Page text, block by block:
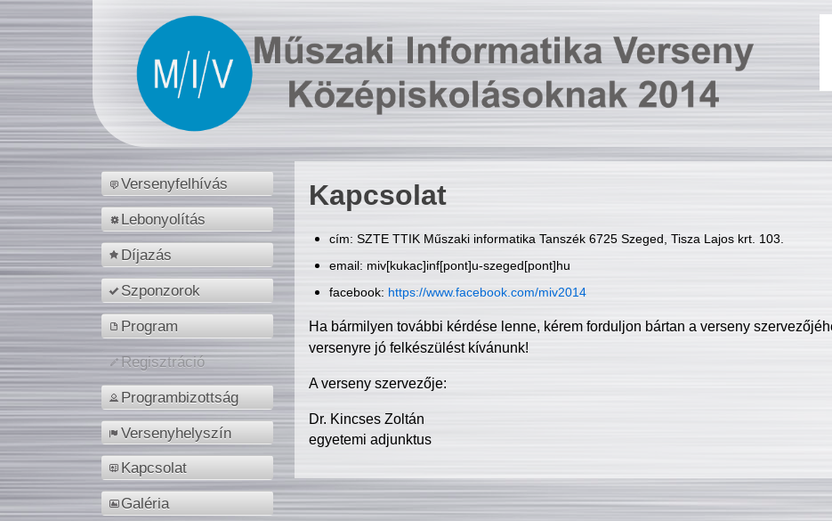
Versenyfelhívás
Lebonyolítás
Díjazás
Szponzorok
Program
Regisztráció
Programbizottság
Versenyhelyszín
Kapcsolat
Galéria
Kapcsolat
cím: SZTE TTIK Műszaki informatika Tanszék 6725 Szeged, Tisza Lajos krt. 103.
email: miv[kukac]inf[pont]u-szeged[pont]hu
facebook: https://www.facebook.com/miv2014
Ha bármilyen további kérdése lenne, kérem forduljon bártan a verseny
versenyre jó felkészülést kívánunk!
A verseny szervezője:
Dr. Kincses Zoltán
egyetemi adjunktus